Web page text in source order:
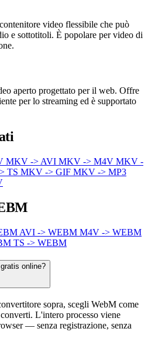
video flessibile che può
e sottotitoli. È popolare per video di
aperto progettato per il web. Offre
per lo streaming ed è supportato
MKV -> AVI MKV -> M4V MKV -
TS MKV -> GIF MKV -> MP3
AVI -> WEBM M4V -> WEBM
TS -> WEBM
online?
sopra, scegli WebM come
L'intero processo viene
— senza registrazione, senza